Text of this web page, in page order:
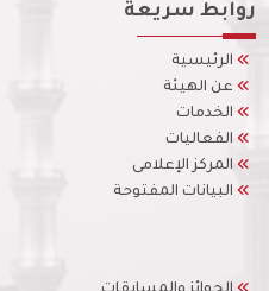
روابط سريعة
الرئيسية
عن الهيئة
الخدمات
الفعاليات
المركز الإعلامى
البيانات المفتوحة